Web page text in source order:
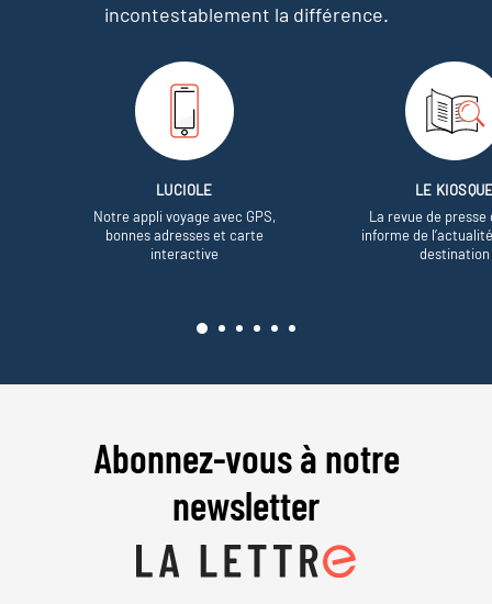
incontestablement la différence.
LUCIOLE
Notre appli voyage avec GPS,
bonnes adresses et carte
interactive
LE
La revue de presse
informe de
destination
Abonnez-vous à notre
newsletter